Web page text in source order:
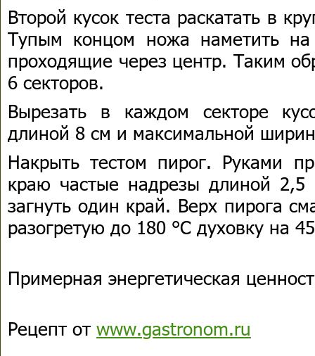
Второй кусок теста раскатать в
Тупым концом ножа наметить
проходящие через центр. Таким
6 секторов.
Вырезать в каждом секторе
длиной 8 см и максимальной
Накрыть тестом пирог. Руками
краю частые надрезы длиной
загнуть один край. Верх пирога
разогретую до 180 °С духовку на
Примерная энергетическая
Рецепт от www.gastronom.ru